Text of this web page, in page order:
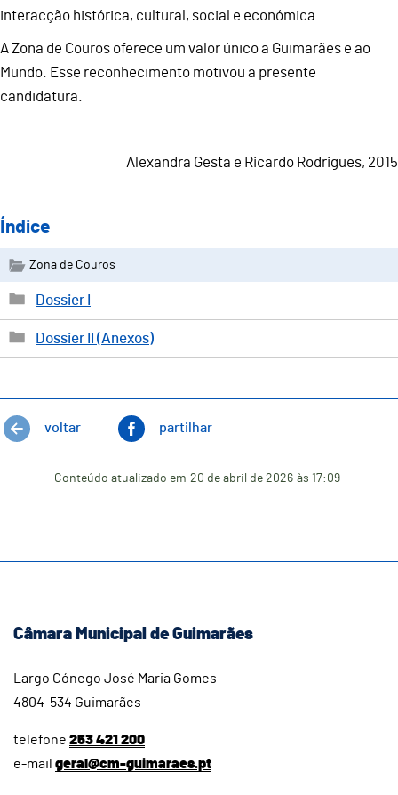
interacção histórica, cultural, social e económica.
A Zona de Couros oferece um valor único a Guimarães e ao
Mundo. Esse reconhecimento motivou a presente
candidatura.
Alexandra Gesta e Ricardo Rodrigues, 2015
Índice
Zona de Couros
Dossier I
Dossier II (Anexos)
voltar partilhar
Conteúdo atualizado em 20 de abril de 2026 às 17:09
Câmara Municipal de Guimarães
Largo Cónego José Maria Gomes
4804-534 Guimarães
telefone 253 421 200
e-mail geral@cm-guimaraes.pt